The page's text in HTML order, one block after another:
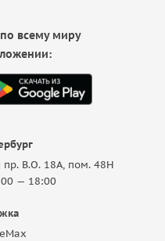
пр. В.О. 18A, пом. 48Н
— 18:00
Max
всему миру